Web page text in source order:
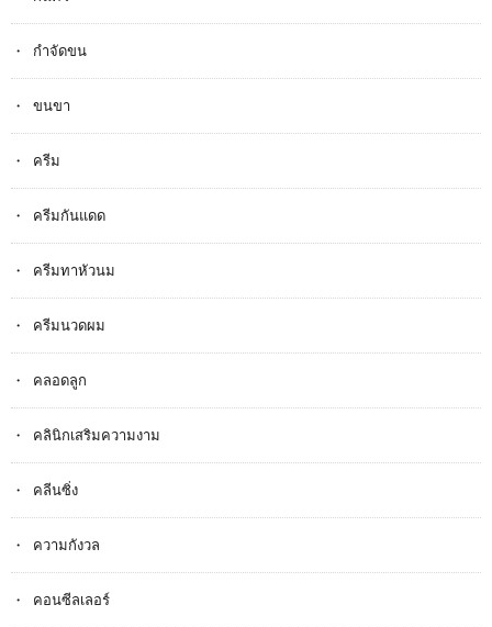
กำจัดขน
ขนขา
ครีม
ครีมกันแดด
ครีมทาหัวนม
ครีมนวดผม
คลอดลูก
คลินิกเสริมความงาม
คลีนซิ่ง
ความกังวล
คอนซีลเลอร์